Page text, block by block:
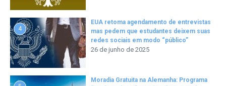
4
EUA retoma agendamento de entrevistas
mas pedem que estudantes deixem suas
redes sociais em modo “público”
26 de junho de 2025
Moradia Gratuita na Alemanha: Programa